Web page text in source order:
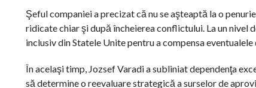
Şeful companiei a precizat că nu se aşteaptă la o
ridicate chiar şi după încheierea conflictului. La un
inclusiv din Statele Unite pentru a compensa
În acelaşi timp, Jozsef Varadi a subliniat dependenţa
să determine o reevaluare strategică a surselor de